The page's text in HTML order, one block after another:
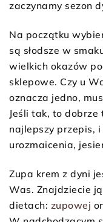
zaczynamy sezon
Na początku
są słodsze w
wielkich okazów
sklepowe. Czy u
oznacza jedno,
Jeśli tak, to
najlepszy przepis,
urozmaicenia,
Zupa krem z dyni
Was. Znajdziecie
dietach: zupowej